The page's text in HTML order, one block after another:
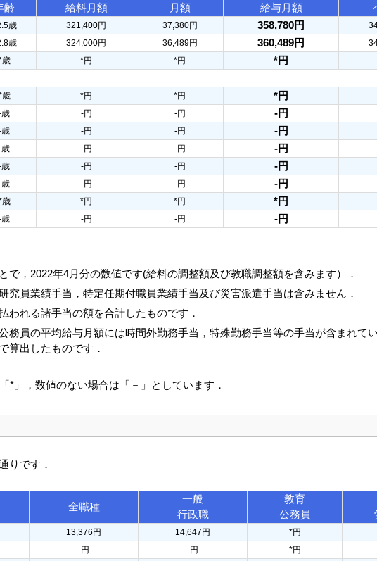
齢
給料月額
月額
給与月額
歳 321,400円 37,380円 358,780円
歳 324,000円 36,489円 360,489円
歳 *円 *円 *円
歳 *円 *円 *円
歳 -円 -円 -円
歳 -円 -円 -円
歳 -円 -円 -円
歳 -円 -円 -円
歳 -円 -円 -円
歳 *円 *円 *円
歳 -円 -円 -円
で，2022年4月分の数値です(給料の調整額及び教職調整額を含みます）．
究員業績手当，特定任期付職員業績手当及び災害派遣手当は含みません．
われる諸手当の額を合計したものです．
務員の平均給与月額には時間外勤務手当，特殊勤務手当等の手当が含まれて
算出したものです．
*」，数値のない場合は「－」としています．
りです．
全職種
一般
行政職
教育
公務員
13,376円 14,647円 *円
-円 -円 *円